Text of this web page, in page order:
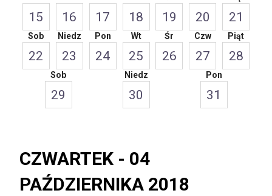
15 16 17 18 19 20 21
Sob
22
Niedz
23
Pon
24
Wt
25
Śr
26
Czw
27
Piąt
28
Sob
29
Niedz
30
Pon
31
CZWARTEK - 04
PAŹDZIERNIKA 2018